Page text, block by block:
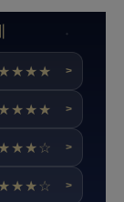
>
>
>
>